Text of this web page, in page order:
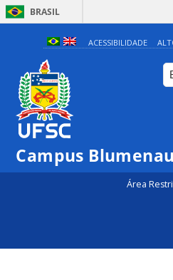
BRASIL
ACESSIBILIDADE
Campus Blumenau
Área